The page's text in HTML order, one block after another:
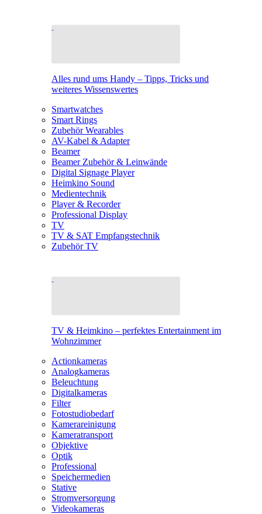
Alles rund ums Handy – Tipps, Tricks und
weiteres Wissenswertes
Smartwatches
Smart Rings
Zubehör Wearables
AV-Kabel & Adapter
Beamer
Beamer Zubehör & Leinwände
Digital Signage Player
Heimkino Sound
Medientechnik
Player & Recorder
Professional Display
TV
TV & SAT Empfangstechnik
Zubehör TV
TV & Heimkino – perfektes Entertainment im
Wohnzimmer
Actionkameras
Analogkameras
Beleuchtung
Digitalkameras
Filter
Fotostudiobedarf
Kamerareinigung
Kameratransport
Objektive
Optik
Professional
Speichermedien
Stative
Stromversorgung
Videokameras